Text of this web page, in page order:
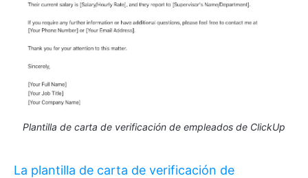
Plantilla de carta de verificación de empleados de ClickUp
La plantilla de carta de verificación de